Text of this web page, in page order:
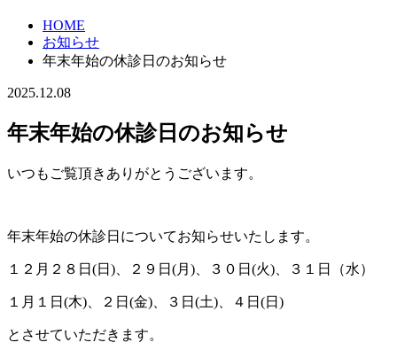
HOME
お知らせ
年末年始の休診日のお知らせ
2025.12.08
年末年始の休診日のお知らせ
いつもご覧頂きありがとうございます。
年末年始の休診日についてお知らせいたします。
１２月２８日(日)、２９日(月)、３０日(火)、３１日（水）
１月１日(木)、２日(金)、３日(土)、４日(日)
とさせていただきます。